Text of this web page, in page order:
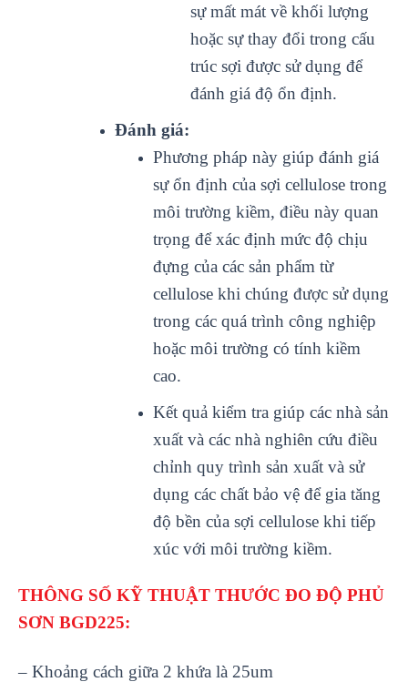
sự mất mát về khối lượng
hoặc sự thay đổi trong cấu
trúc sợi được sử dụng để
đánh giá độ ổn định.
Đánh giá:
Phương pháp này giúp đánh giá
sự ổn định của sợi cellulose trong
môi trường kiềm, điều này quan
trọng để xác định mức độ chịu
đựng của các sản phẩm từ
cellulose khi chúng được sử dụng
trong các quá trình công nghiệp
hoặc môi trường có tính kiềm
cao.
Kết quả kiểm tra giúp các nhà sản
xuất và các nhà nghiên cứu điều
chỉnh quy trình sản xuất và sử
dụng các chất bảo vệ để gia tăng
độ bền của sợi cellulose khi tiếp
xúc với môi trường kiềm.
THÔNG SỐ KỸ THUẬT THƯỚC ĐO ĐỘ PHỦ
SƠN BGD225:
– Khoảng cách giữa 2 khứa là 25um